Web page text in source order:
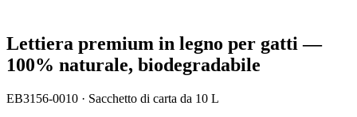
Lettiera premium in legno per gatti —
100% naturale, biodegradabile
EB3156-0010 · Sacchetto di carta da 10 L